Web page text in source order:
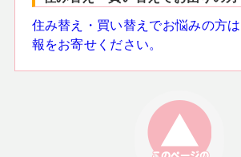
住み替え・買い替えでお悩みの方
報をお寄せください。